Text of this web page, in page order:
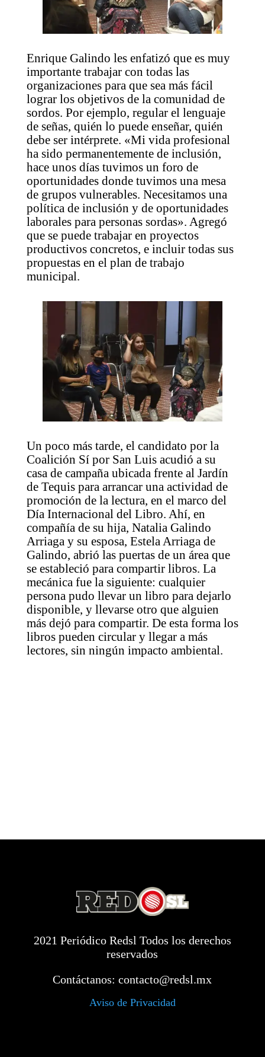
Enrique Galindo les enfatizó que es muy
importante trabajar con todas las
organizaciones para que sea más fácil
lograr los objetivos de la comunidad de
sordos. Por ejemplo, regular el lenguaje
de señas, quién lo puede enseñar, quién
debe ser intérprete. «Mi vida profesional
ha sido permanentemente de inclusión,
hace unos días tuvimos un foro de
oportunidades donde tuvimos una mesa
de grupos vulnerables. Necesitamos una
política de inclusión y de oportunidades
laborales para personas sordas». Agregó
que se puede trabajar en proyectos
productivos concretos, e incluir todas sus
propuestas en el plan de trabajo
municipal.
Un poco más tarde, el candidato por la
Coalición Sí por San Luis acudió a su
casa de campaña ubicada frente al Jardín
de Tequis para arrancar una actividad de
promoción de la lectura, en el marco del
Día Internacional del Libro. Ahí, en
compañía de su hija, Natalia Galindo
Arriaga y su esposa, Estela Arriaga de
Galindo, abrió las puertas de un área que
se estableció para compartir libros. La
mecánica fue la siguiente: cualquier
persona pudo llevar un libro para dejarlo
disponible, y llevarse otro que alguien
más dejó para compartir. De esta forma los
libros pueden circular y llegar a más
lectores, sin ningún impacto ambiental.
2021 Periódico Redsl Todos los derechos
reservados
Contáctanos:contacto@redsl.mx
Aviso de Privacidad